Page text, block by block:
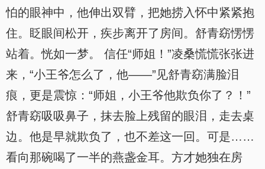
怕的眼神中，他伸出双臂，把她捞入怀中紧紧抱
住。眨眼间松开，疾步离开了房间。舒青窈愣愣
站着。恍如一梦。 信任“师姐！”凌桑慌慌张张进
来，“小王爷怎么了，他——”见舒青窈满脸泪
痕，更是震惊：“师姐，小王爷他欺负你了？！”
舒青窈吸吸鼻子，抹去脸上残留的眼泪，走去桌
边。他是早就欺负了，也不差这一回。可是……
看向那碗喝了一半的燕盏金耳。方才她独在房